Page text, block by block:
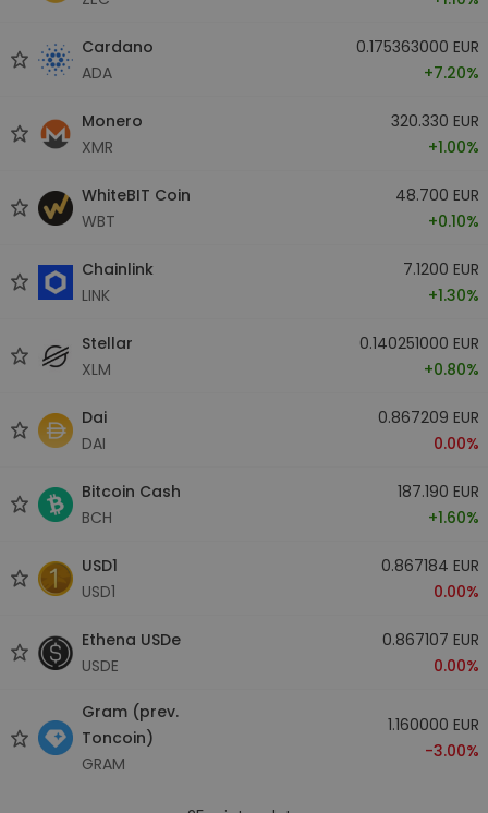
Cardano
ADA
0.175363000 EUR
+7.20%
Monero
XMR
320.330 EUR
+1.00%
WhiteBIT Coin
WBT
48.700 EUR
+0.10%
Chainlink
LINK
7.1200 EUR
+1.30%
Stellar
XLM
0.140251000 EUR
+0.80%
Dai
DAI
0.867209 EUR
0.00%
Bitcoin Cash
BCH
187.190 EUR
+1.60%
USD1
USD1
0.867184 EUR
0.00%
Ethena USDe
USDE
0.867107 EUR
0.00%
Gram (prev.
Toncoin)
GRAM
1.160000 EUR
-3.00%